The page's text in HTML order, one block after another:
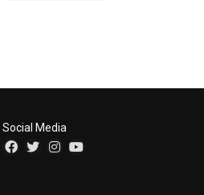
Social Media